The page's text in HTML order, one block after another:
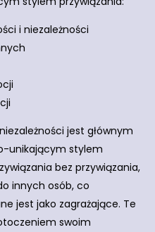
i niezależności
jest głównym
unikającym stylem
bez przywiązania,
innych osób, co
jest jako zagrażające. Te
swoim